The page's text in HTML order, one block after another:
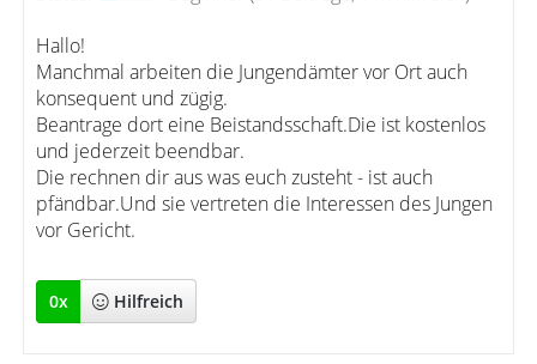
Hallo!
Manchmal arbeiten die Jungendämter vor Ort auch
konsequent und zügig.
Beantrage dort eine Beistandsschaft.Die ist kostenlos
und jederzeit beendbar.
Die rechnen dir aus was euch zusteht - ist auch
pfändbar.Und sie vertreten die Interessen des Jungen
vor Gericht.
0x Hilfreich